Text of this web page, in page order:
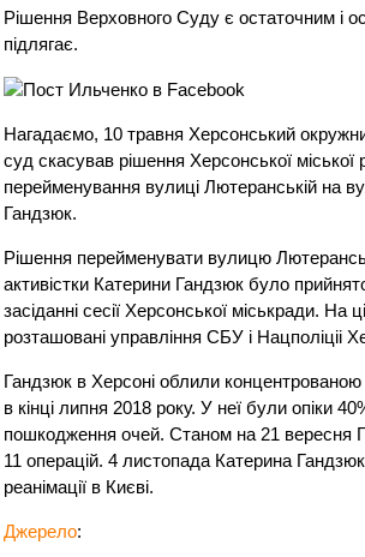
Рішення Верховного Суду є остаточним і
підлягає.
Нагадаємо, 10 травня Херсонський
суд скасував рішення Херсонської міської
перейменування вулиці Лютеранській на
Гандзюк.
Рішення перейменувати вулицю
активістки Катерини Гандзюк було
засіданні сесії Херсонської міськради. На
розташовані управління СБУ і Нацполіціі
Гандзюк в Херсоні облили
в кінці липня 2018 року. У неї були опіки
пошкодження очей. Станом на 21 вересня
11 операцій. 4 листопада Катерина
реанімації в Києві.
Джерело: